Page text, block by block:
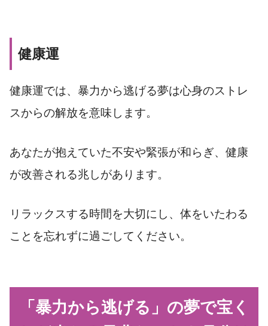
健康運
健康運では、暴力から逃げる夢は心身のストレ
スからの解放を意味します。
あなたが抱えていた不安や緊張が和らぎ、健康
が改善される兆しがあります。
リラックスする時間を大切にし、体をいたわる
ことを忘れずに過ごしてください。
「暴力から逃げる」の夢で宝く